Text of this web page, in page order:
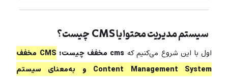
سیستم مدیریت محتوا یا CMS چیست؟
اول با این شروع می‌کنیم که cms مخفف چیست؛
CMS مخفف
Content Management System و به‌معنای سیستم